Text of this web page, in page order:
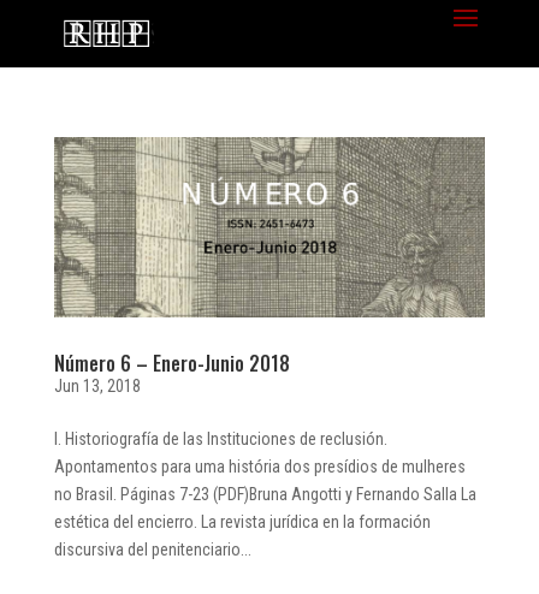
Número 6 – Enero-Junio 2018
Jun 13, 2018
I. Historiografía de las Instituciones de reclusión.
Apontamentos para uma história dos presídios de mulheres
no Brasil. Páginas 7-23 (PDF)Bruna Angotti y Fernando Salla La
estética del encierro. La revista jurídica en la formación
discursiva del penitenciario...